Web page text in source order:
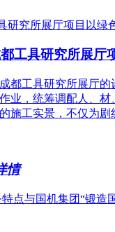
具研究所展厅
都工具研究所展厅
业，统筹调配人、
施工实景，不仅为
情
点与国机集团“锻